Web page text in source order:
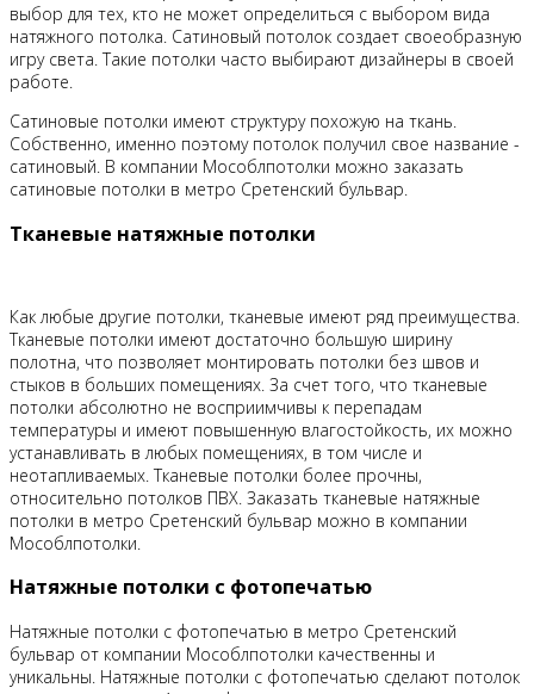
выбор для тех, кто не может определиться с выбором вида
натяжного потолка. Сатиновый потолок создает своеобразную
игру света. Такие потолки часто выбирают дизайнеры в своей
работе.
Сатиновые потолки имеют структуру похожую на ткань.
Собственно, именно поэтому потолок получил свое название -
сатиновый. В компании Мособлпотолки можно заказать
сатиновые потолки в метро Сретенский бульвар.
Тканевые натяжные потолки
Как любые другие потолки, тканевые имеют ряд преимущества.
Тканевые потолки имеют достаточно большую ширину
полотна, что позволяет монтировать потолки без швов и
стыков в больших помещениях. За счет того, что тканевые
потолки абсолютно не восприимчивы к перепадам
температуры и имеют повышенную влагостойкость, их можно
устанавливать в любых помещениях, в том числе и
неотапливаемых. Тканевые потолки более прочны,
относительно потолков ПВХ. Заказать тканевые натяжные
потолки в метро Сретенский бульвар можно в компании
Мособлпотолки.
Натяжные потолки с фотопечатью
Натяжные потолки с фотопечатью в метро Сретенский
бульвар от компании Мособлпотолки качественны и
уникальны. Натяжные потолки с фотопечатью сделают потолок